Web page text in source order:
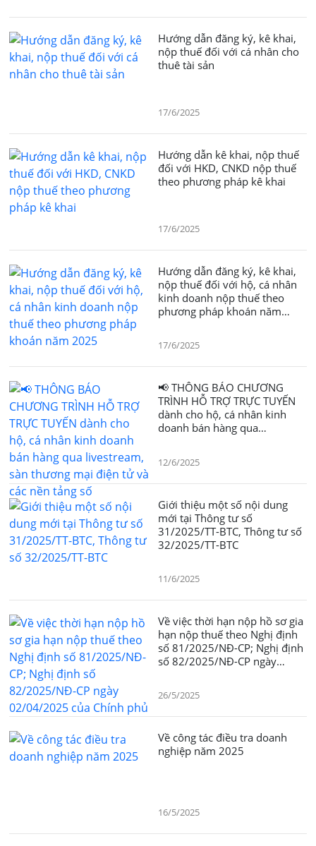
Hướng dẫn đăng ký, kê khai,
nộp thuế đối với cá nhân cho
thuê tài sản
17/6/2025
Hướng dẫn kê khai, nộp thuế
đối với HKD, CNKD nộp thuế
theo phương pháp kê khai
17/6/2025
Hướng dẫn đăng ký, kê khai,
nộp thuế đối với hộ, cá nhân
kinh doanh nộp thuế theo
phương pháp khoán năm
17/6/2025
📢 THÔNG BÁO CHƯƠNG
TRÌNH HỖ TRỢ TRỰC TUYẾN
dành cho hộ, cá nhân kinh
doanh bán hàng qua
12/6/2025
Giới thiệu một số nội dung
mới tại Thông tư số
31/2025/TT-BTC, Thông tư số
32/2025/TT-BTC
11/6/2025
Về việc thời hạn nộp hồ sơ gia
hạn nộp thuế theo Nghị định
số 81/2025/NĐ-CP; Nghị định
số 82/2025/NĐ-CP ngày
26/5/2025
Về công tác điều tra doanh
nghiệp năm 2025
16/5/2025